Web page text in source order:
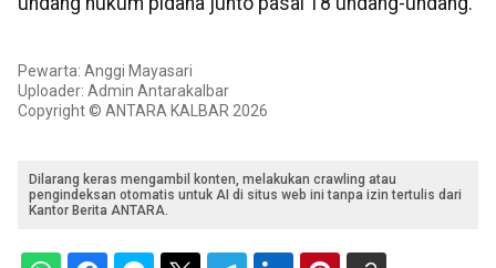
Pewarta: Anggi Mayasari
Uploader: Admin Antarakalbar
Copyright © ANTARA KALBAR 2026
Dilarang keras mengambil konten, melakukan crawling atau
pengindeksan otomatis untuk AI di situs web ini tanpa izin tertulis dari
Kantor Berita ANTARA.